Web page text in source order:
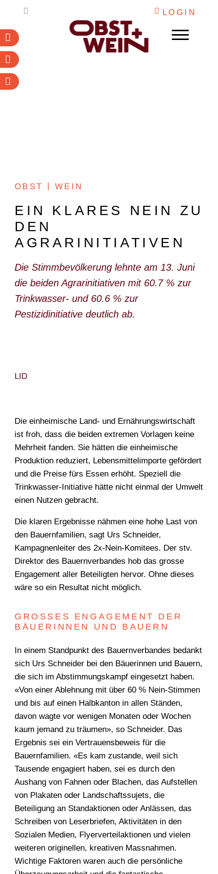
Inhalt
LOGIN
MARKETING
O+W
DOKUMENTARFILM
ABONNEMENT
E-PAPER
PDF-ARCHIV
KONTAKT
TEAM
Abonnieren
Newsletter
PDF-Archiv
OBST WEIN
EIN KLARES NEIN ZU
DEN
AGRARINITIATIVEN
Die Stimmbevölkerung lehnte am 13. Juni
die beiden Agrarinitiativen mit 60.7 % zur
Trinkwasser- und 60.6 % zur
Pestizidinitiative deutlich ab.
LID
Die einheimische Land- und Ernährungswirtschaft
ist froh, dass die beiden extremen Vorlagen keine
Mehrheit fanden. Sie hätten die einheimische
Produktion reduziert, Lebensmittelimporte gefördert
und die Preise fürs Essen erhöht. Speziell die
Trinkwasser-Initiative hätte nicht einmal der Umwelt
einen Nutzen gebracht.
Die klaren Ergebnisse nähmen eine hohe Last von
den Bauernfamilien, sagt Urs Schneider,
Kampagnenleiter des 2x-Nein-Komitees. Der stv.
Direktor des Bauernverbandes hob das grosse
Engagement aller Beteiligten hervor. Ohne dieses
wäre so ein Resultat nicht möglich.
GROSSES ENGAGEMENT DER
BÄUERINNEN UND BAUERN
In einem Standpunkt des Bauernverbandes bedankt
sich Urs Schneider bei den Bäuerinnen und Bauern,
die sich im Abstimmungskampf eingesetzt haben.
«Von einer Ablehnung mit über 60 % Nein-Stimmen
und bis auf einen Halbkanton in allen Ständen,
davon wagte vor wenigen Monaten oder Wochen
kaum jemand zu träumen», so Schneider. Das
Ergebnis sei ein Vertrauensbeweis für die
Bauernfamilien. «Es kam zustande, weil sich
Tausende engagiert haben, sei es durch den
Aushang von Fahnen oder Blachen, das Aufstellen
von Plakaten oder Landschaftssujets, die
Beteiligung an Standaktionen oder Anlässen, das
Schreiben von Leserbriefen, Aktivitäten in den
Sozialen Medien, Flyerverteilaktionen und vielen
weiteren originellen, kreativen Massnahmen.
Wichtige Faktoren waren auch die persönliche